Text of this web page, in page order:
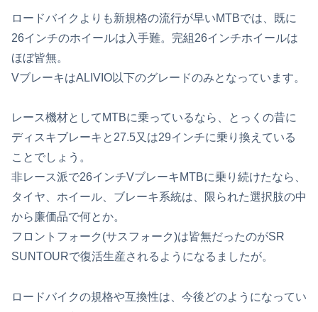
ロードバイクよりも新規格の流行が早いMTBでは、既に
26インチのホイールは入手難。完組26インチホイールは
ほぼ皆無。
VブレーキはALIVIO以下のグレードのみとなっています。
レース機材としてMTBに乗っているなら、とっくの昔に
ディスキブレーキと27.5又は29インチに乗り換えている
ことでしょう。
非レース派で26インチVブレーキMTBに乗り続けたなら、
タイヤ、ホイール、ブレーキ系統は、限られた選択肢の中
から廉価品で何とか。
フロントフォーク(サスフォーク)は皆無だったのがSR
SUNTOURで復活生産されるようになるましたが。
ロードバイクの規格や互換性は、今後どのようになってい